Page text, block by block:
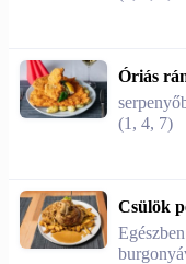
Óriás
(1, 4, 7)
Csülök